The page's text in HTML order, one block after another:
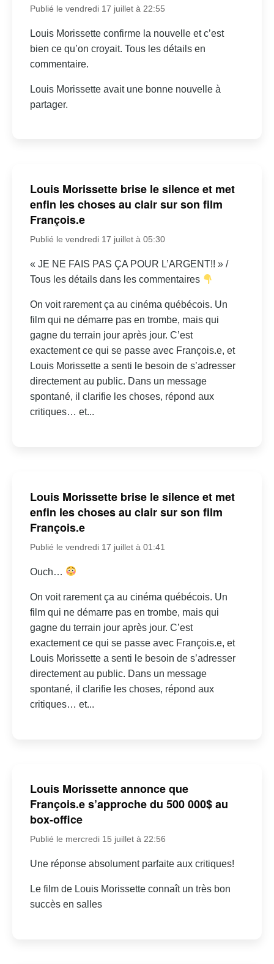
Publié le vendredi 17 juillet à 22:55
Louis Morissette confirme la nouvelle et c’est
bien ce qu’on croyait. Tous les détails en
commentaire.
Louis Morissette avait une bonne nouvelle à
partager.
Louis Morissette brise le silence et met
enfin les choses au clair sur son film
François.e
Publié le vendredi 17 juillet à 05:30
« JE NE FAIS PAS ÇA POUR L’ARGENT!! » /
Tous les détails dans les commentaires
On voit rarement ça au cinéma québécois. Un
film qui ne démarre pas en trombe, mais qui
gagne du terrain jour après jour. C’est
exactement ce qui se passe avec François.e, et
Louis Morissette a senti le besoin de s’adresser
directement au public. Dans un message
spontané, il clarifie les choses, répond aux
critiques… et...
Louis Morissette brise le silence et met
enfin les choses au clair sur son film
François.e
Publié le vendredi 17 juillet à 01:41
Ouch…
On voit rarement ça au cinéma québécois. Un
film qui ne démarre pas en trombe, mais qui
gagne du terrain jour après jour. C’est
exactement ce qui se passe avec François.e, et
Louis Morissette a senti le besoin de s’adresser
directement au public. Dans un message
spontané, il clarifie les choses, répond aux
critiques… et...
Louis Morissette annonce que
François.e s’approche du 500 000$ au
box-office
Publié le mercredi 15 juillet à 22:56
Une réponse absolument parfaite aux critiques!
Le film de Louis Morissette connaît un très bon
succès en salles